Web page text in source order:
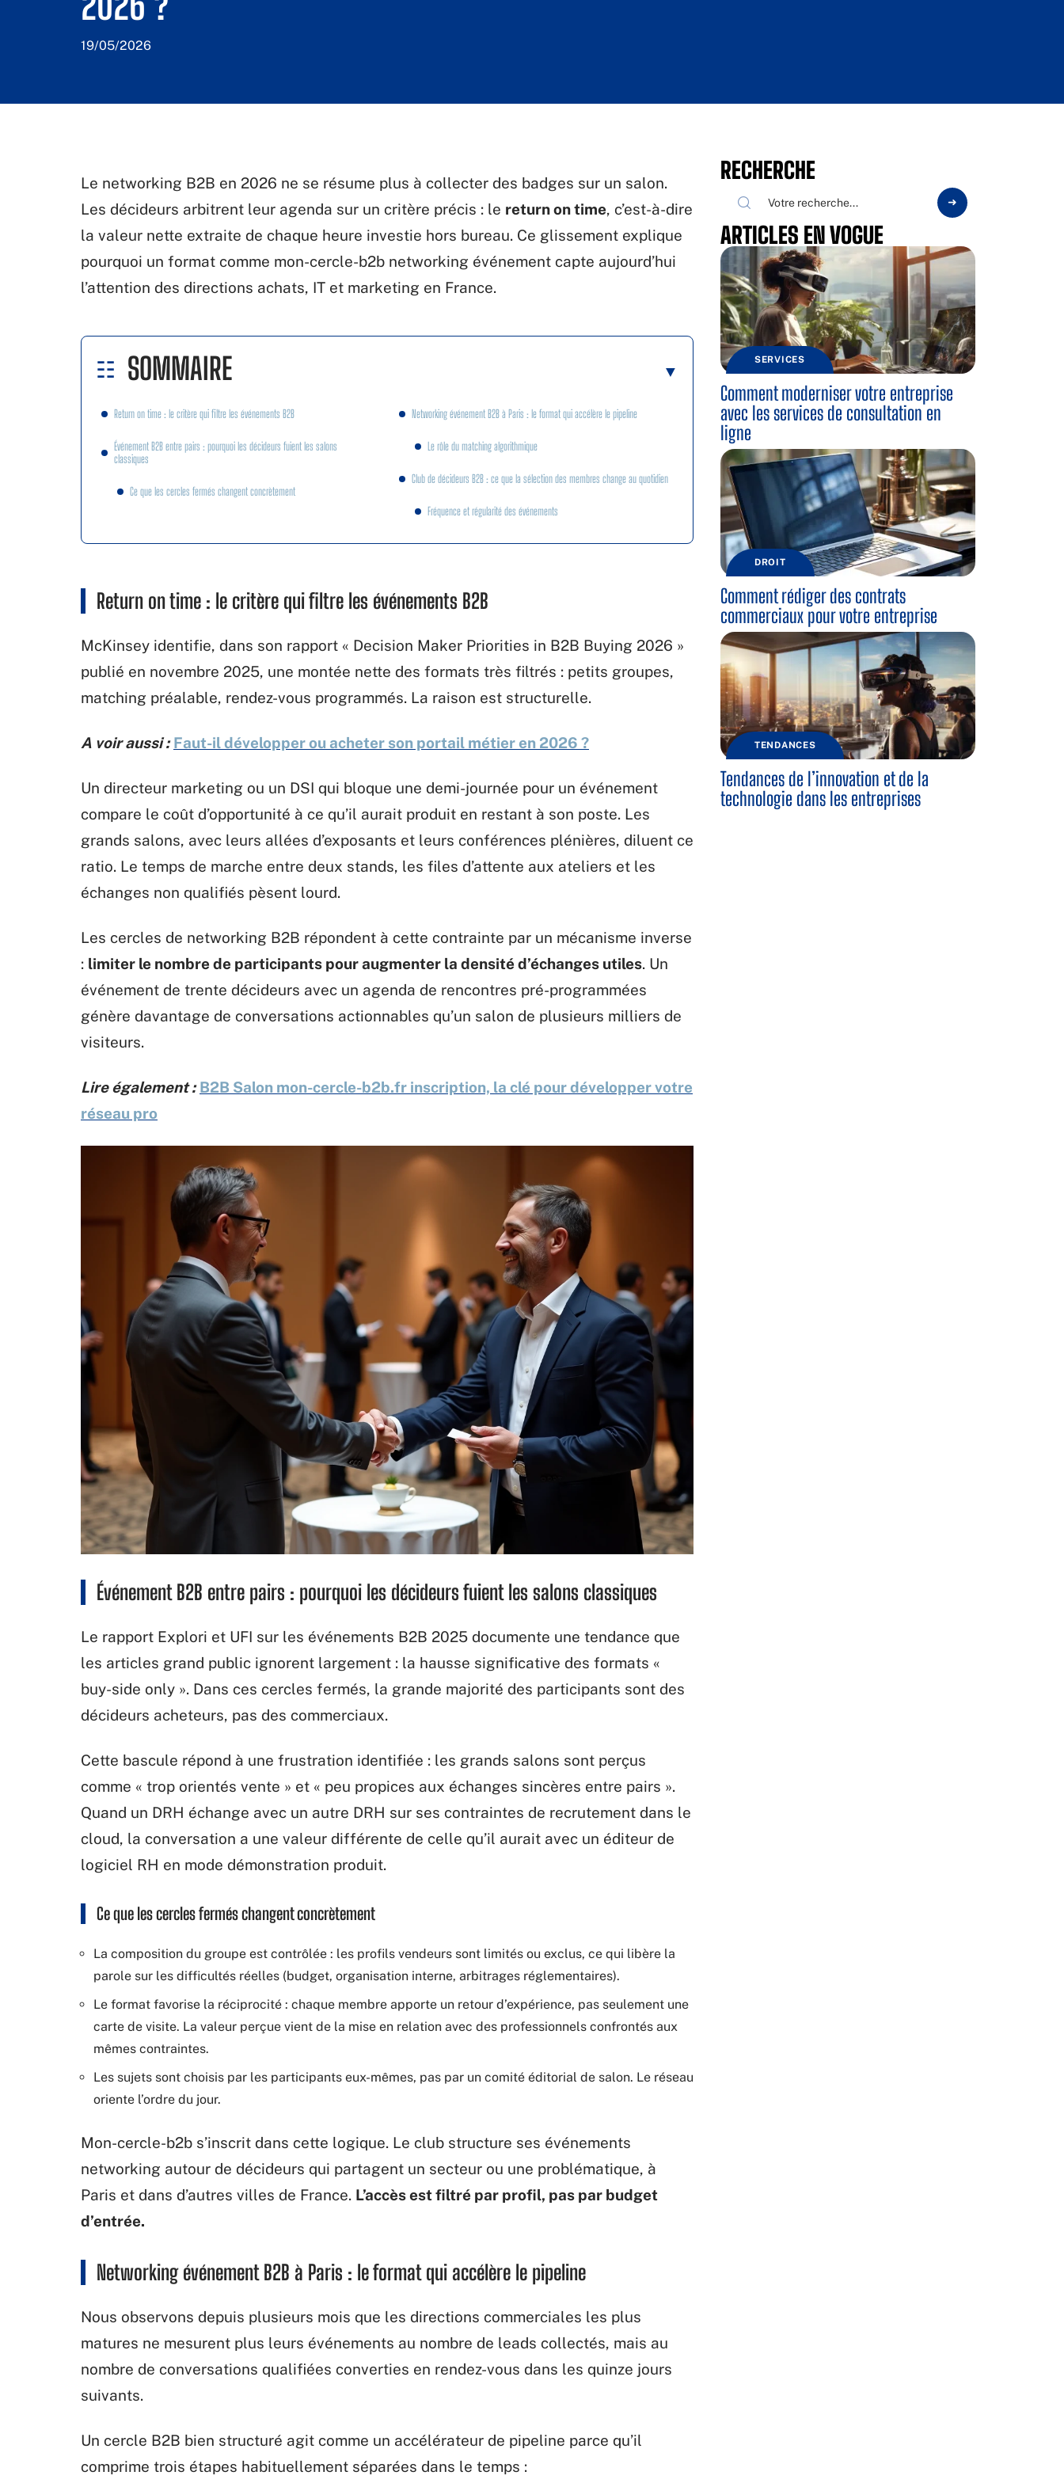
19/05/2026
Le networking B2B en 2026 ne se résume plus à collecter des badges sur un salon.
Les décideurs arbitrent leur agenda sur un critère précis : le return on time, c’est-à-dire
la valeur nette extraite de chaque heure investie hors bureau. Ce glissement explique
pourquoi un format comme mon-cercle-b2b networking événement capte aujourd’hui
l’attention des directions achats, IT et marketing en France.
SOMMAIRE
Return on time : le critère qui filtre les événements B2B
Événement B2B entre pairs : pourquoi les décideurs fuient les salons
classiques
Ce que les cercles fermés changent concrètement
Networking événement B2B à Paris : le format qui accélère le pipeline
Le rôle du matching algorithmique
Club de décideurs B2B : ce que la sélection des membres change au quotidien
Fréquence et régularité des événements
Return on time : le critère qui filtre les événements B2B
McKinsey identifie, dans son rapport « Decision Maker Priorities in B2B Buying 2026 »
publié en novembre 2025, une montée nette des formats très filtrés : petits groupes,
matching préalable, rendez-vous programmés. La raison est structurelle.
A voir aussi : Faut-il développer ou acheter son portail métier en 2026 ?
Un directeur marketing ou un DSI qui bloque une demi-journée pour un événement
compare le coût d’opportunité à ce qu’il aurait produit en restant à son poste. Les
grands salons, avec leurs allées d’exposants et leurs conférences plénières, diluent ce
ratio. Le temps de marche entre deux stands, les files d’attente aux ateliers et les
échanges non qualifiés pèsent lourd.
Les cercles de networking B2B répondent à cette contrainte par un mécanisme inverse
: limiter le nombre de participants pour augmenter la densité d’échanges utiles. Un
événement de trente décideurs avec un agenda de rencontres pré-programmées
génère davantage de conversations actionnables qu’un salon de plusieurs milliers de
visiteurs.
Lire également : B2B Salon mon-cercle-b2b.fr inscription, la clé pour développer votre
réseau pro
Événement B2B entre pairs : pourquoi les décideurs fuient les salons classiques
Le rapport Explori et UFI sur les événements B2B 2025 documente une tendance que
les articles grand public ignorent largement : la hausse significative des formats «
buy-side only ». Dans ces cercles fermés, la grande majorité des participants sont des
décideurs acheteurs, pas des commerciaux.
Cette bascule répond à une frustration identifiée : les grands salons sont perçus
comme « trop orientés vente » et « peu propices aux échanges sincères entre pairs ».
Quand un DRH échange avec un autre DRH sur ses contraintes de recrutement dans le
cloud, la conversation a une valeur différente de celle qu’il aurait avec un éditeur de
logiciel RH en mode démonstration produit.
Ce que les cercles fermés changent concrètement
La composition du groupe est contrôlée : les profils vendeurs sont limités ou exclus, ce qui libère la
parole sur les difficultés réelles (budget, organisation interne, arbitrages réglementaires).
Le format favorise la réciprocité : chaque membre apporte un retour d’expérience, pas seulement une
carte de visite. La valeur perçue vient de la mise en relation avec des professionnels confrontés aux
mêmes contraintes.
Les sujets sont choisis par les participants eux-mêmes, pas par un comité éditorial de salon. Le réseau
oriente l’ordre du jour.
Mon-cercle-b2b s’inscrit dans cette logique. Le club structure ses événements
networking autour de décideurs qui partagent un secteur ou une problématique, à
Paris et dans d’autres villes de France. L’accès est filtré par profil, pas par budget
d’entrée.
Networking événement B2B à Paris : le format qui accélère le pipeline
Nous observons depuis plusieurs mois que les directions commerciales les plus
matures ne mesurent plus leurs événements au nombre de leads collectés, mais au
nombre de conversations qualifiées converties en rendez-vous dans les quinze jours
suivants.
Un cercle B2B bien structuré agit comme un accélérateur de pipeline parce qu’il
comprime trois étapes habituellement séparées dans le temps :
RECHERCHE
ARTICLES EN VOGUE
SERVICES
Comment moderniser votre entreprise
avec les services de consultation en
ligne
DROIT
Comment rédiger des contrats
commerciaux pour votre entreprise
TENDANCES
Tendances de l’innovation et de la
technologie dans les entreprises